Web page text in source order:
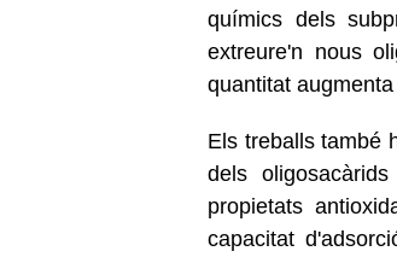
químics dels
extreure'n nous
quantitat
Els treballs també
dels
propietats
capacitat